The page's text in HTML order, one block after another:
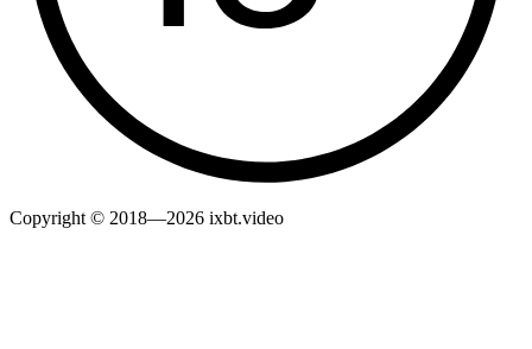
Copyright © 2018—2026 ixbt.video